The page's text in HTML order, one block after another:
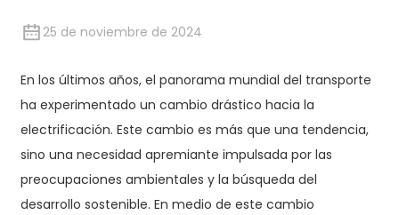
25 de noviembre de 2024
En los últimos años, el panorama mundial del transporte
ha experimentado un cambio drástico hacia la
electrificación. Este cambio es más que una tendencia,
sino una necesidad apremiante impulsada por las
preocupaciones ambientales y la búsqueda del
desarrollo sostenible. En medio de este cambio